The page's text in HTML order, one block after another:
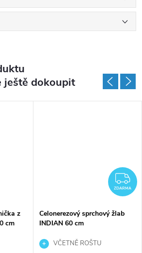
ještě dokoupit
z
cm
ZDARMA
Celonerezový sprchový žlab
INDIAN 60 cm
VČETNĚ ROŠTU